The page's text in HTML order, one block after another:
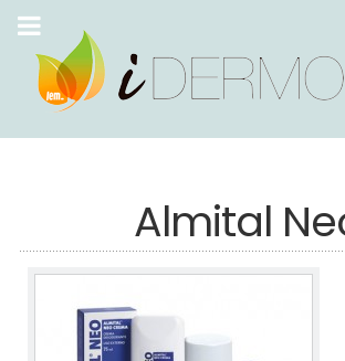
Almital